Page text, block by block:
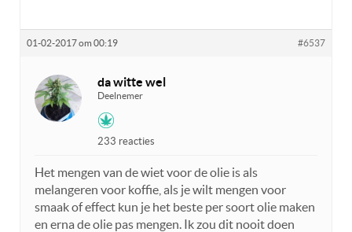
01-02-2017 om 00:19 #6537
da witte wel
Deelnemer
233 reacties
Het mengen van de wiet voor de olie is als
melangeren voor koffie, als je wilt mengen voor
smaak of effect kun je het beste per soort olie maken
en erna de olie pas mengen. Ik zou dit nooit doen